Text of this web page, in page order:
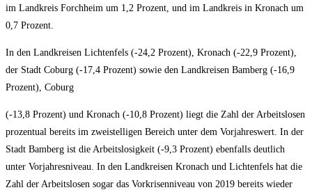
im Land­kreis Forch­heim um 1,2 Pro­zent, und im Land­kreis in Kro­nach um
0,7 Prozent.
In den Land­krei­sen Lich­ten­fels (-24,2 Pro­zent), Kro­nach (-22,9 Pro­zent),
der Stadt Coburg (-17,4 Pro­zent) sowie den Land­krei­sen Bam­berg (-16,9
Pro­zent), Coburg
(-13,8 Pro­zent) und Kro­nach (-10,8 Pro­zent) liegt die Zahl der Arbeits­lo­sen
pro­zen­tu­al bereits im zwei­stel­li­gen Bereich unter dem Vor­jah­res­wert. In der
Stadt Bam­berg ist die Arbeits­lo­sig­keit (-9,3 Pro­zent) eben­falls deut­lich
unter Vor­jah­res­ni­veau. In den Land­krei­sen Kro­nach und Lich­ten­fels hat die
Zahl der Arbeits­lo­sen sogar das Vor­kri­sen­ni­veau von 2019 bereits wie­der